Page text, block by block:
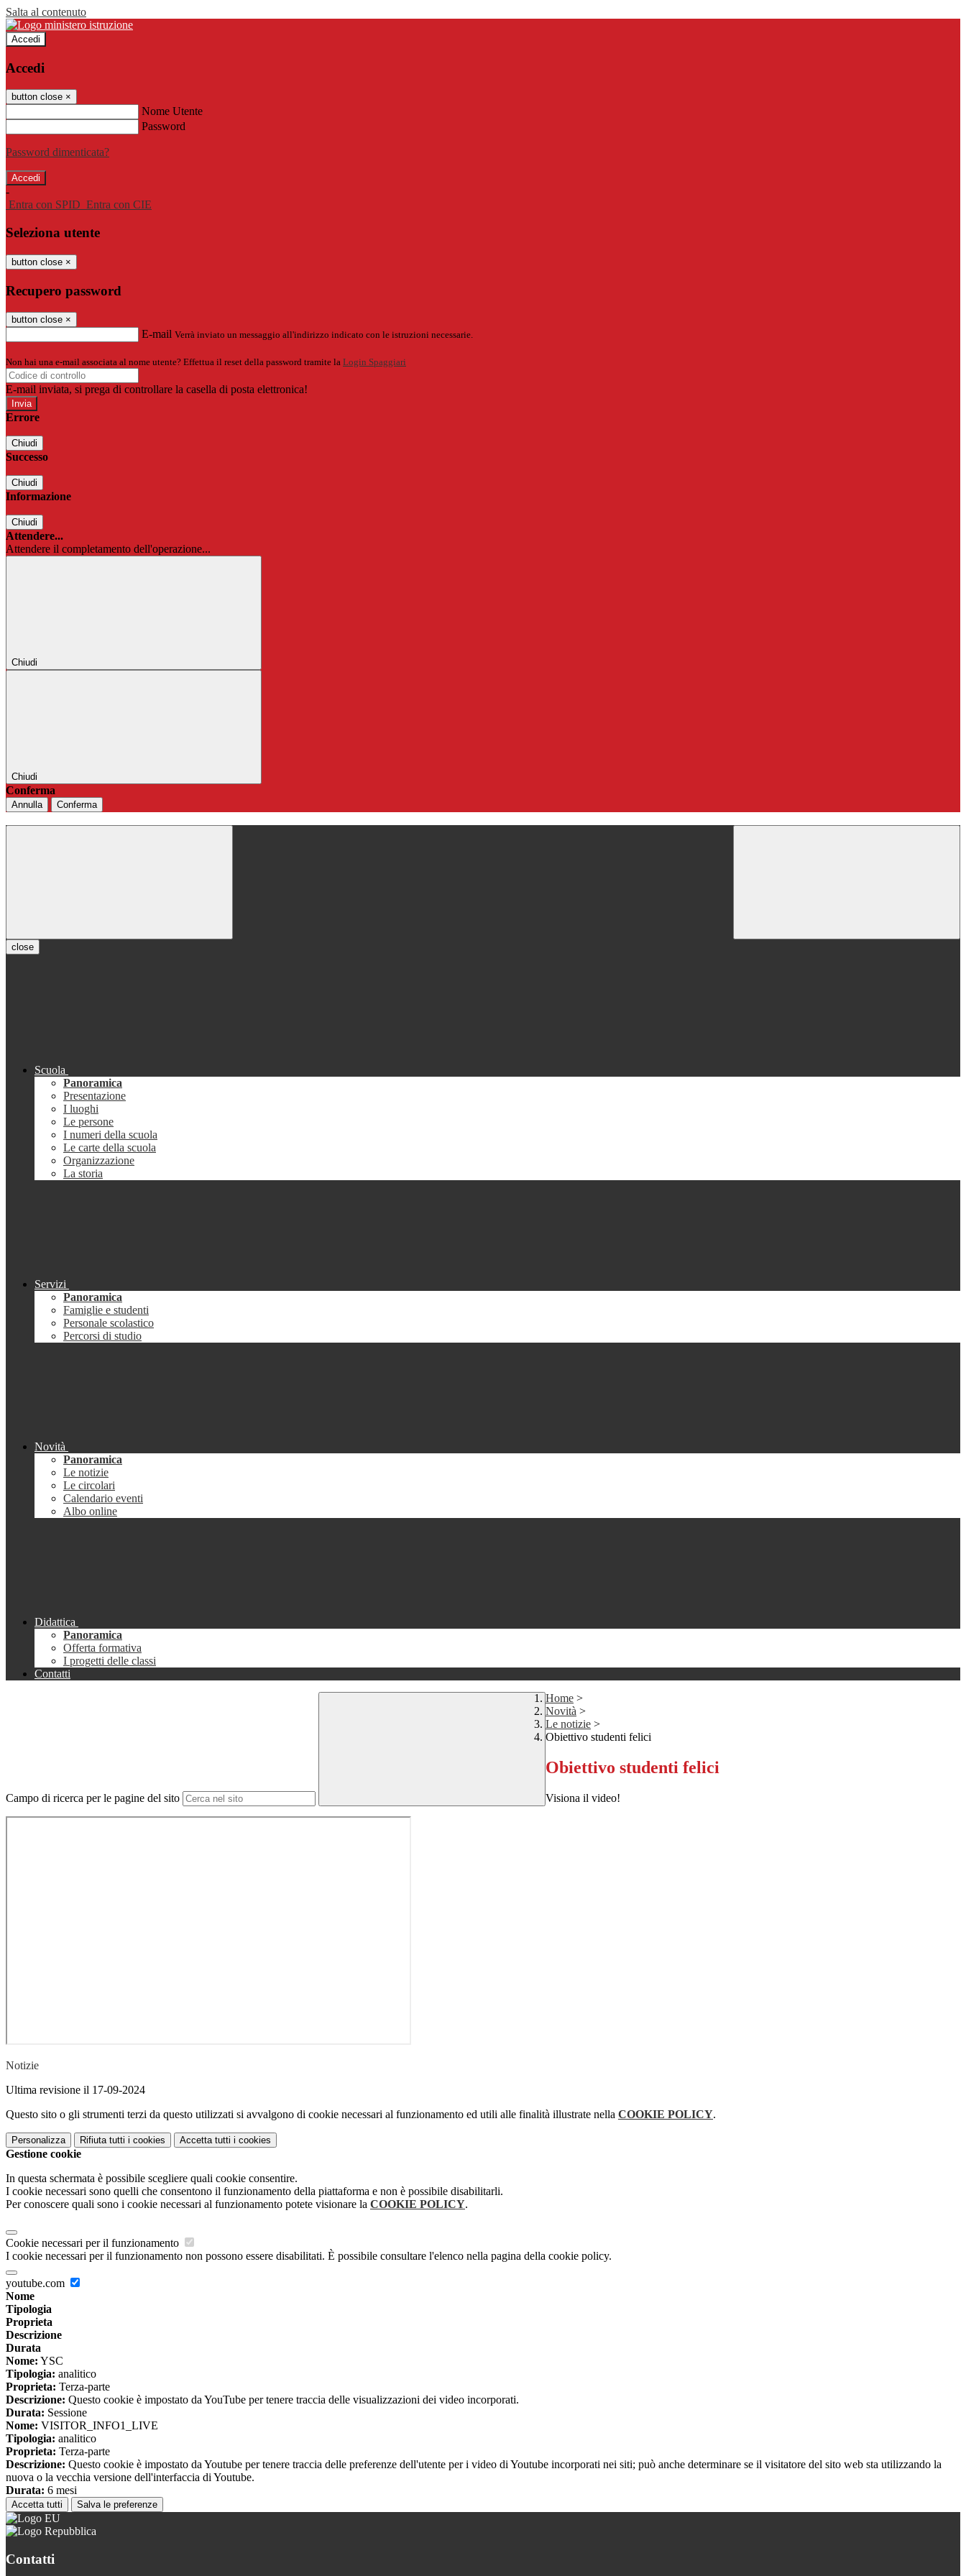
Salta al contenuto
Accedi
Accedi
button close ×
Nome Utente
Password
Password dimenticata?
-
Entra con SPID Entra con CIE
Seleziona utente
button close ×
Recupero password
button close ×
E-mail Verrà inviato un messaggio all'indirizzo indicato con le istruzioni necessarie.
Non hai una e-mail associata al nome utente? Effettua il reset della password tramite la Login Spaggiari
E-mail inviata, si prega di controllare la casella di posta elettronica!
Errore
Chiudi
Successo
Chiudi
Informazione
Chiudi
Attendere...
Attendere il completamento dell'operazione...
Chiudi
Chiudi
Conferma
Annulla Conferma
close
Scuola
Panoramica
Presentazione
I luoghi
Le persone
I numeri della scuola
Le carte della scuola
Organizzazione
La storia
Servizi
Panoramica
Famiglie e studenti
Personale scolastico
Percorsi di studio
Novità
Panoramica
Le notizie
Le circolari
Calendario eventi
Albo online
Didattica
Panoramica
Offerta formativa
I progetti delle classi
Contatti
Campo di ricerca per le pagine del sito
Home >
Novità >
Le notizie >
Obiettivo studenti felici
Obiettivo studenti felici
Visiona il video!
Notizie
Ultima revisione il 17-09-2024
Questo sito o gli strumenti terzi da questo utilizzati si avvalgono di cookie necessari al funzionamento ed utili alle finalità illustrate nella COOKIE POLICY.
Personalizza Rifiuta tutti i cookies Accetta tutti i cookies
Gestione cookie
In questa schermata è possibile scegliere quali cookie consentire.
I cookie necessari sono quelli che consentono il funzionamento della piattaforma e non è possibile disabilitarli.
Per conoscere quali sono i cookie necessari al funzionamento potete visionare la COOKIE POLICY.
Cookie necessari per il funzionamento
I cookie necessari per il funzionamento non possono essere disabilitati. È possibile consultare l'elenco nella pagina della cookie policy.
youtube.com
Nome
Tipologia
Proprieta
Descrizione
Durata
Nome: YSC
Tipologia: analitico
Proprieta: Terza-parte
Descrizione: Questo cookie è impostato da YouTube per tenere traccia delle visualizzazioni dei video incorporati.
Durata: Sessione
Nome: VISITOR_INFO1_LIVE
Tipologia: analitico
Proprieta: Terza-parte
Descrizione: Questo cookie è impostato da Youtube per tenere traccia delle preferenze dell'utente per i video di Youtube incorporati nei siti; può anche determinare se il visitatore del sito web sta utilizzando la
nuova o la vecchia versione dell'interfaccia di Youtube.
Durata: 6 mesi
Accetta tutti Salva le preferenze
Contatti